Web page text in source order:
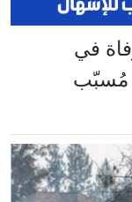
في
مُسبّب